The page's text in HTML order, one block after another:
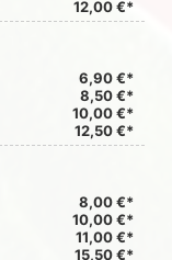
12,00 €*
6,90 €*
8,50 €*
10,00 €*
12,50 €*
8,00 €*
10,00 €*
11,00 €*
15,50 €*